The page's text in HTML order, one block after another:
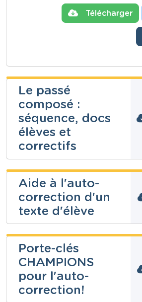
Télécharger
Le passé
composé :
séquence, docs
élèves et
correctifs
Lune
Hendrickx
Niveau
Fondamental
Français
Année
3 années
Tags
conjugaison, conjuguer, indicatif,
Aide à l'auto-
correction d'un
texte d'élève
Najoua Batis
Niveau
Secondaire
Cours
Porte-clés
CHAMPIONS
pour l'auto-
correction!